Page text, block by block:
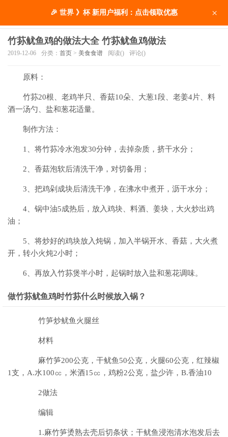
竹荪鱿鱼鸡的做法大全 竹荪鱿鱼鸡做法
2019-12-06 分类： 首页 > 美食食谱 阅读() 评论()
原料：
竹荪20根、老鸡半只、香菇10朵、大葱1段、老姜4片、料
酒一汤勺、盐和葱花适量。
制作方法：
1、将竹荪冷水泡发30分钟，去掉杂质，挤干水分；
2、香菇泡软后清洗干净，对切备用；
3、把鸡剁成块后清洗干净，在沸水中煮开，沥干水分；
4、锅中油5成热后，放入鸡块、料酒、姜块，大火炒出鸡
油；
5、将炒好的鸡块放入炖锅，加入半锅开水、香菇，大火煮
开，转小火炖2小时；
6、再放入竹荪煲半小时，起锅时放入盐和葱花调味。
做竹荪鱿鱼鸡时竹荪什么时候放入锅？
竹笋炒鱿鱼火腿丝
材料
麻竹笋200公克，干鱿鱼50公克，火腿60公克，红辣椒
1支，A.水100㏄，米酒15㏄，鸡粉2公克，盐少许，B.香油10
2做法
编辑
1.麻竹笋烫熟去壳后切条状；干鱿鱼浸泡清水泡发后去
🎉 世界 》杯 新用户福利：点击领取优惠 ×